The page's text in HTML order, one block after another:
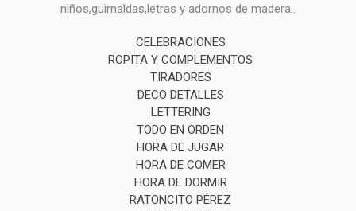
niños,guirnaldas,letras y adornos de madera..
CELEBRACIONES
ROPITA Y COMPLEMENTOS
TIRADORES
DECO DETALLES
LETTERING
TODO EN ORDEN
HORA DE JUGAR
HORA DE COMER
HORA DE DORMIR
RATONCITO PÉREZ